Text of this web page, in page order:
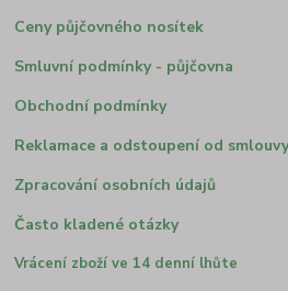
Ceny půjčovného nosítek
Smluvní podmínky - půjčovna
Obchodní podmínky
Reklamace a odstoupení od
Zpracování osobních údajů
Často kladené otázky
Vrácení zboží ve 14 denní lhůte